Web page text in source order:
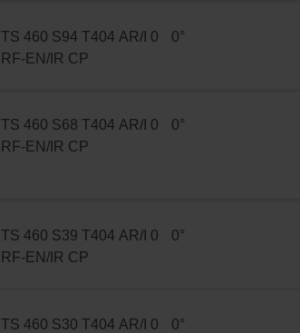
TS 460 S94 T404 AR/I 0
RF-EN/IR CP
0°
TS 460 S68 T404 AR/I 0
RF-EN/IR CP
0°
TS 460 S39 T404 AR/I 0
RF-EN/IR CP
0°
TS 460 S30 T404 AR/I 0
0°